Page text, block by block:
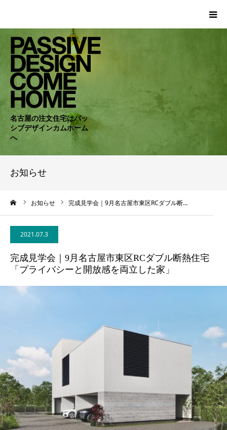
名古屋の注文住宅はパッ
シブデザインカムホーム
へ
お知らせ
お知らせ 完成見学会｜9月名古屋市東区RCダブル断…
2021.07.3
完成見学会｜9月名古屋市東区RCダブル断熱住宅
「プライバシーと開放感を両立した家」
HOME
WORKS
COMPANY
CONCEPT
NEWS
BLOG
CONTACT